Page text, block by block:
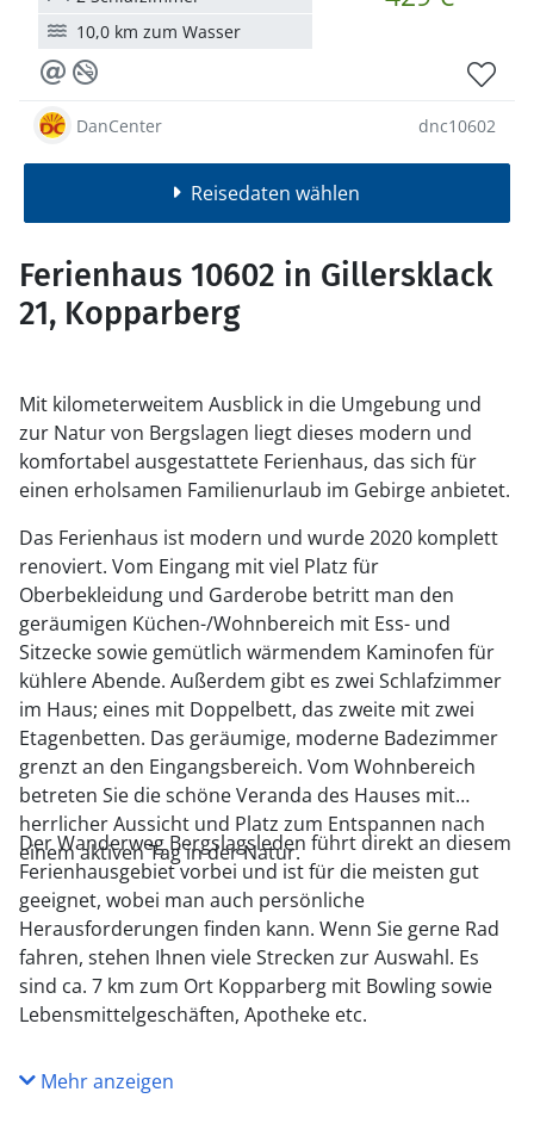
10,0 km zum Wasser
DanCenter dnc10602
Reisedaten wählen
Ferienhaus 10602 in Gillersklack
21, Kopparberg
Mit kilometerweitem Ausblick in die Umgebung und
zur Natur von Bergslagen liegt dieses modern und
komfortabel ausgestattete Ferienhaus, das sich für
einen erholsamen Familienurlaub im Gebirge anbietet.
Das Ferienhaus ist modern und wurde 2020 komplett
renoviert. Vom Eingang mit viel Platz für
Oberbekleidung und Garderobe betritt man den
geräumigen Küchen-/Wohnbereich mit Ess- und
Sitzecke sowie gemütlich wärmendem Kaminofen für
kühlere Abende. Außerdem gibt es zwei Schlafzimmer
im Haus; eines mit Doppelbett, das zweite mit zwei
Etagenbetten. Das geräumige, moderne Badezimmer
grenzt an den Eingangsbereich. Vom Wohnbereich
betreten Sie die schöne Veranda des Hauses mit
herrlicher Aussicht und Platz zum Entspannen nach
einem aktiven Tag in der Natur.
Der Wanderweg Bergslagsleden führt direkt an diesem
Ferienhausgebiet vorbei und ist für die meisten gut
geeignet, wobei man auch persönliche
Herausforderungen finden kann. Wenn Sie gerne Rad
fahren, stehen Ihnen viele Strecken zur Auswahl. Es
sind ca. 7 km zum Ort Kopparberg mit Bowling sowie
Lebensmittelgeschäften, Apotheke etc.
Mehr anzeigen